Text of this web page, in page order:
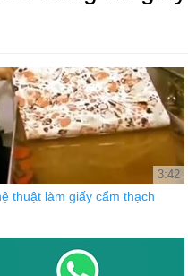
3:42
thuật làm giấy cẩm thạch